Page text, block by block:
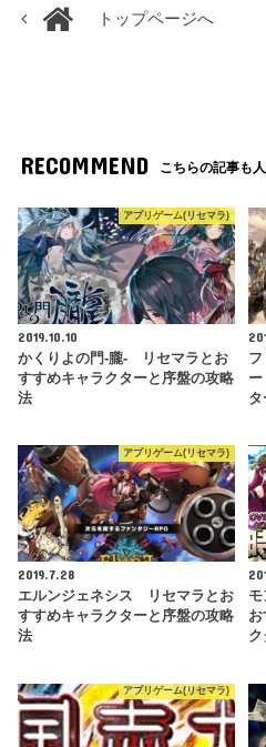
トップページへ
RECOMMEND こちらの記事も人
アプリゲーム(リセマラ)
2019.10.10
かくりよの門-朧- リセマラとお
すすめキャラクターと序盤の攻略
法
フ
アプリゲーム(リセマラ)
2019.7.28
エルンジェネシス リセマラとお
すすめキャラクターと序盤の攻略
法
お
アプリゲーム(リセマラ)